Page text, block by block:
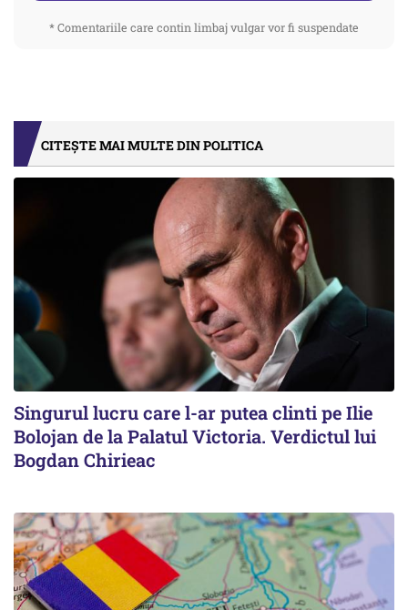
* Comentariile care contin limbaj vulgar vor fi suspendate
CITEȘTE MAI MULTE DIN POLITICA
Singurul lucru care l-ar putea clinti pe Ilie
Bolojan de la Palatul Victoria. Verdictul lui
Bogdan Chirieac